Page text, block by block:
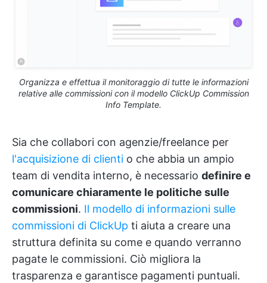
Organizza e effettua il monitoraggio di tutte le informazioni
relative alle commissioni con il modello ClickUp Commission
Info Template.
Sia che collabori con agenzie/freelance per
l'acquisizione di clienti o che abbia un ampio
team di vendita interno, è necessario definire e
comunicare chiaramente le politiche sulle
commissioni. Il modello di informazioni sulle
commissioni di ClickUp ti aiuta a creare una
struttura definita su come e quando verranno
pagate le commissioni. Ciò migliora la
trasparenza e garantisce pagamenti puntuali.